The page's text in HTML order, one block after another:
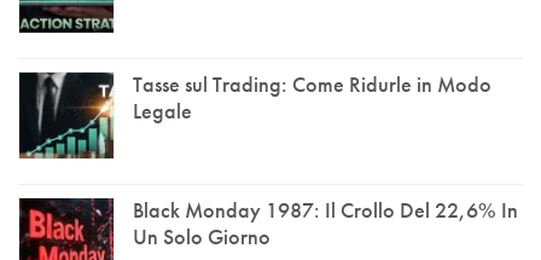
Tasse sul Trading: Come Ridurle in Modo
Legale
Black Monday 1987: Il Crollo Del 22,6% In
Un Solo Giorno